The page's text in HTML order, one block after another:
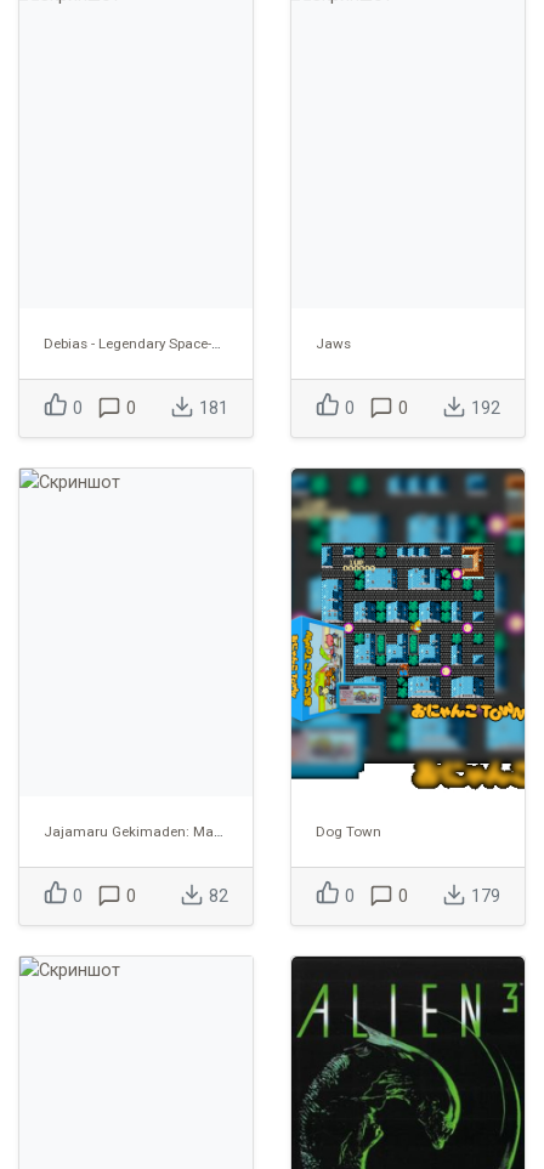
Debias - Legendary Space-Time Hero
0 0 181
Jaws
0 0 192
Jajamaru Gekimaden: Maboroshi no Kinmajou
0 0 82
Dog Town
0 0 179